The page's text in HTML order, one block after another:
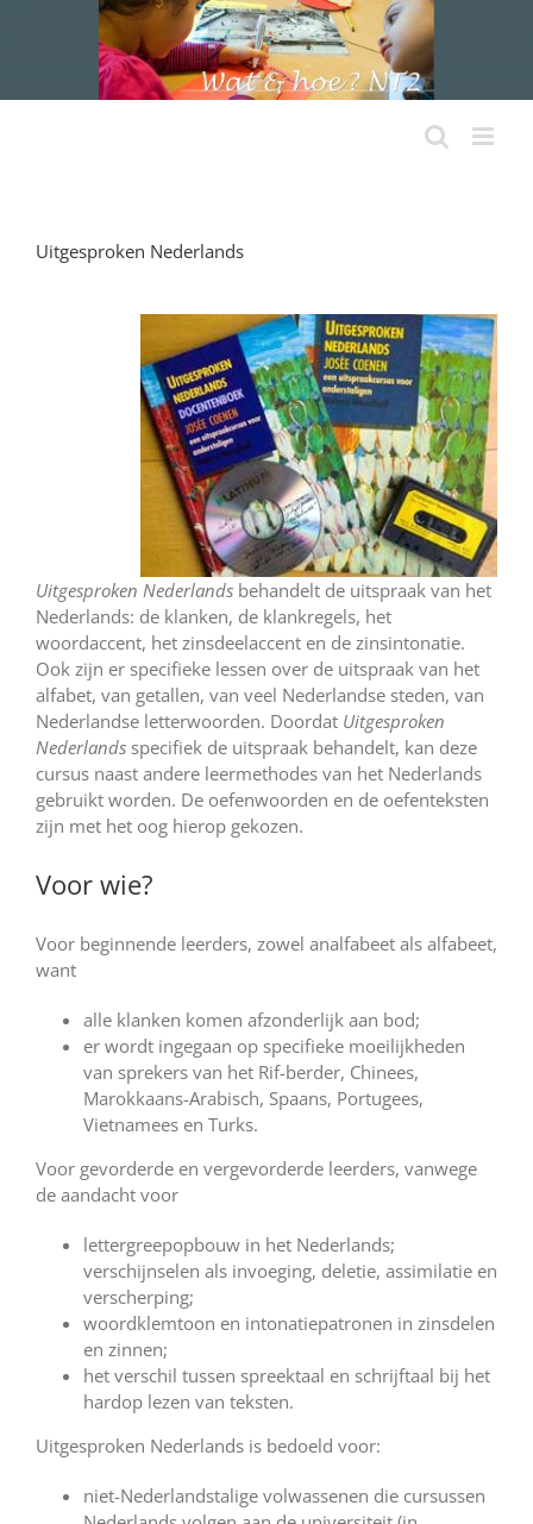
Uitgesproken Nederlands
Uitgesproken Nederlands behandelt de uitspraak van het
Nederlands: de klanken, de klankregels, het
woordaccent, het zinsdeelaccent en de zinsintonatie.
Ook zijn er specifieke lessen over de uitspraak van het
alfabet, van getallen, van veel Nederlandse steden, van
Nederlandse letterwoorden. Doordat Uitgesproken
Nederlands specifiek de uitspraak behandelt, kan deze
cursus naast andere leermethodes van het Nederlands
gebruikt worden. De oefenwoorden en de oefenteksten
zijn met het oog hierop gekozen.
Voor wie?
Voor beginnende leerders, zowel analfabeet als alfabeet,
want
alle klanken komen afzonderlijk aan bod;
er wordt ingegaan op specifieke moeilijkheden
van sprekers van het Rif-berder, Chinees,
Marokkaans-Arabisch, Spaans, Portugees,
Vietnamees en Turks.
Voor gevorderde en vergevorderde leerders, vanwege
de aandacht voor
lettergreepopbouw in het Nederlands;
verschijnselen als invoeging, deletie, assimilatie en
verscherping;
woordklemtoon en intonatiepatronen in zinsdelen
en zinnen;
het verschil tussen spreektaal en schrijftaal bij het
hardop lezen van teksten.
Uitgesproken Nederlands is bedoeld voor:
niet-Nederlandstalige volwassenen die cursussen